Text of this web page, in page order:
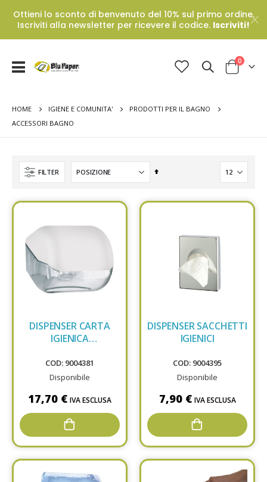
Ottieni lo sconto di benvenuto del 10% sul primo ordine.
Iscriviti alla newsletter per ricevere il codice. Iscriviti!
Toggle
Cart
0Prodotti
HOME IGIENE E COMUNITA'
PRODOTTI PER IL BAGNO
ACCESSORI BAGNO
FILTER
Set
DISPENSER CARTA
IGIENICA
ALLEGRINI
COD: 9004381
Disponibile
17,70 € IVA ESCLUSA
DISPENSER SACCHETTI
IGIENICI
COD: 9004395
Disponibile
7,90 € IVA ESCLUSA